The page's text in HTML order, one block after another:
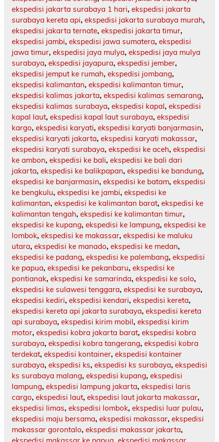
ekspedisi jakarta surabaya 1 hari, ekspedisi jakarta
surabaya kereta api, ekspedisi jakarta surabaya murah,
ekspedisi jakarta ternate, ekspedisi jakarta timur,
ekspedisi jambi, ekspedisi jawa sumatera, ekspedisi
jawa timur, ekspedisi jaya mulya, ekspedisi jaya mulya
surabaya, ekspedisi jayapura, ekspedisi jember,
ekspedisi jemput ke rumah, ekspedisi jombang,
ekspedisi kalimantan, ekspedisi kalimantan timur,
ekspedisi kalimas jakarta, ekspedisi kalimas semarang,
ekspedisi kalimas surabaya, ekspedisi kapal, ekspedisi
kapal laut, ekspedisi kapal laut surabaya, ekspedisi
kargo, ekspedisi karyati, ekspedisi karyati banjarmasin,
ekspedisi karyati jakarta, ekspedisi karyati makassar,
ekspedisi karyati surabaya, ekspedisi ke aceh, ekspedisi
ke ambon, ekspedisi ke bali, ekspedisi ke bali dari
jakarta, ekspedisi ke balikpapan, ekspedisi ke bandung,
ekspedisi ke banjarmasin, ekspedisi ke batam, ekspedisi
ke bengkulu, ekspedisi ke jambi, ekspedisi ke
kalimantan, ekspedisi ke kalimantan barat, ekspedisi ke
kalimantan tengah, ekspedisi ke kalimantan timur,
ekspedisi ke kupang, ekspedisi ke lampung, ekspedisi ke
lombok, ekspedisi ke makassar, ekspedisi ke maluku
utara, ekspedisi ke manado, ekspedisi ke medan,
ekspedisi ke padang, ekspedisi ke palembang, ekspedisi
ke papua, ekspedisi ke pekanbaru, ekspedisi ke
pontianak, ekspedisi ke samarinda, ekspedisi ke solo,
ekspedisi ke sulawesi tenggara, ekspedisi ke surabaya,
ekspedisi kediri, ekspedisi kendari, ekspedisi kereta,
ekspedisi kereta api jakarta surabaya, ekspedisi kereta
api surabaya, ekspedisi kirim mobil, ekspedisi kirim
motor, ekspedisi kobra jakarta barat, ekspedisi kobra
surabaya, ekspedisi kobra tangerang, ekspedisi kobra
terdekat, ekspedisi kontainer, ekspedisi kontainer
surabaya, ekspedisi ks, ekspedisi ks surabaya, ekspedisi
ks surabaya malang, ekspedisi kupang, ekspedisi
lampung, ekspedisi lampung jakarta, ekspedisi laris
cargo, ekspedisi laut, ekspedisi laut jakarta makassar,
ekspedisi limas, ekspedisi lombok, ekspedisi luar pulau,
ekspedisi maju bersama, ekspedisi makassar, ekspedisi
makassar gorontalo, ekspedisi makassar jakarta,